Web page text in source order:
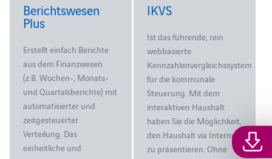
Berichtswesen
Plus
Erstellt einfach Berichte
aus dem Finanzwesen
(z.B. Wochen-, Monats-
und Quartalsberichte) mit
automatisierter und
zeitgesteuerter
Verteilung. Das
einheitliche und
IKVS
Ist das führende, rein
webbasierte
Kennzahlenvergleichssystem
für die kommunale
Steuerung. Mit dem
interaktiven Haushalt
haben Sie die Möglichkeit,
den Haushalt via Internet
zu präsentieren. Ohne